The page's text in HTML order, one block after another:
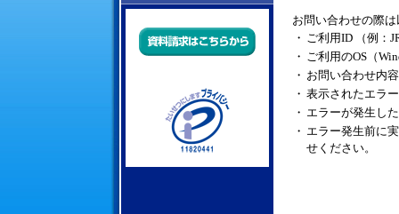
お問い合わせの際
・ ご利用ID （例：
・ ご利用のOS（
・ お問い合わせ内
・ 表示されたエラ
・ エラーが発生し
・ エラー発生前に
せください。